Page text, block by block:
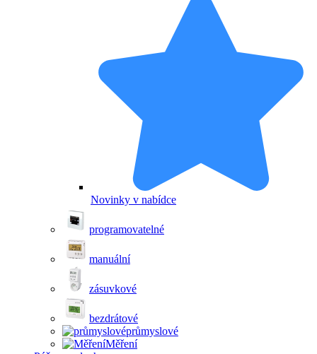
Novinky v nabídce
programovatelné
manuální
zásuvkové
bezdrátové
průmyslové
Měření